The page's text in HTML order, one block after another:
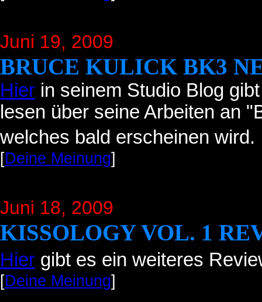
Juni 19, 2009
BRUCE KULICK BK3
Hier in seinem Studio Blog
lesen über seine Arbeiten an
welches bald erscheinen wird.
[Deine Meinung]
Juni 18, 2009
KISSOLOGY VOL. 1
Hier gibt es ein weiteres
[Deine Meinung]